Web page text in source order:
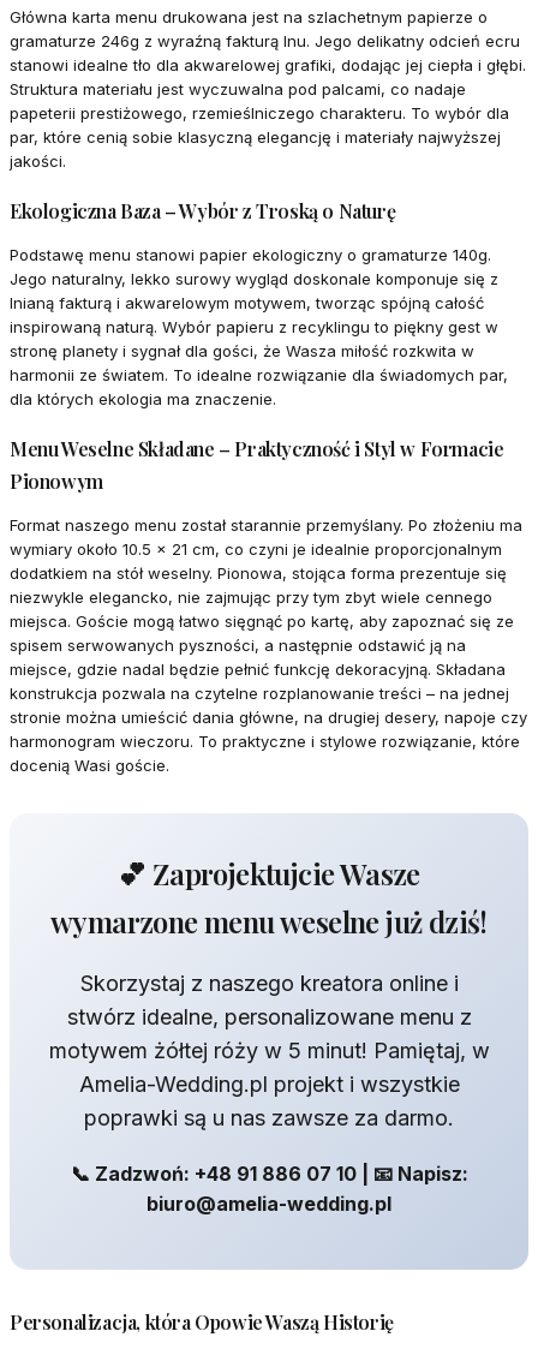
Główna karta menu drukowana jest na szlachetnym papierze o
gramaturze 246g z wyraźną fakturą lnu. Jego delikatny odcień ecru
stanowi idealne tło dla akwarelowej grafiki, dodając jej ciepła i głębi.
Struktura materiału jest wyczuwalna pod palcami, co nadaje
papeterii prestiżowego, rzemieślniczego charakteru. To wybór dla
par, które cenią sobie klasyczną elegancję i materiały najwyższej
jakości.
Ekologiczna Baza – Wybór z Troską o Naturę
Podstawę menu stanowi papier ekologiczny o gramaturze 140g.
Jego naturalny, lekko surowy wygląd doskonale komponuje się z
lnianą fakturą i akwarelowym motywem, tworząc spójną całość
inspirowaną naturą. Wybór papieru z recyklingu to piękny gest w
stronę planety i sygnał dla gości, że Wasza miłość rozkwita w
harmonii ze światem. To idealne rozwiązanie dla świadomych par,
dla których ekologia ma znaczenie.
Menu Weselne Składane – Praktyczność i Styl w Formacie
Pionowym
Format naszego menu został starannie przemyślany. Po złożeniu ma
wymiary około 10.5 x 21 cm, co czyni je idealnie proporcjonalnym
dodatkiem na stół weselny. Pionowa, stojąca forma prezentuje się
niezwykle elegancko, nie zajmując przy tym zbyt wiele cennego
miejsca. Goście mogą łatwo sięgnąć po kartę, aby zapoznać się ze
spisem serwowanych pyszności, a następnie odstawić ją na
miejsce, gdzie nadal będzie pełnić funkcję dekoracyjną. Składana
konstrukcja pozwala na czytelne rozplanowanie treści – na jednej
stronie można umieścić dania główne, na drugiej desery, napoje czy
harmonogram wieczoru. To praktyczne i stylowe rozwiązanie, które
docenią Wasi goście.
💕 Zaprojektujcie Wasze
wymarzone menu weselne już dziś!
Skorzystaj z naszego kreatora online i
stwórz idealne, personalizowane menu z
motywem żółtej róży w 5 minut! Pamiętaj, w
Amelia-Wedding.pl projekt i wszystkie
poprawki są u nas zawsze za darmo.
📞 Zadzwoń: +48 91 886 07 10 | 📧 Napisz:
biuro@amelia-wedding.pl
Personalizacja, która Opowie Waszą Historię